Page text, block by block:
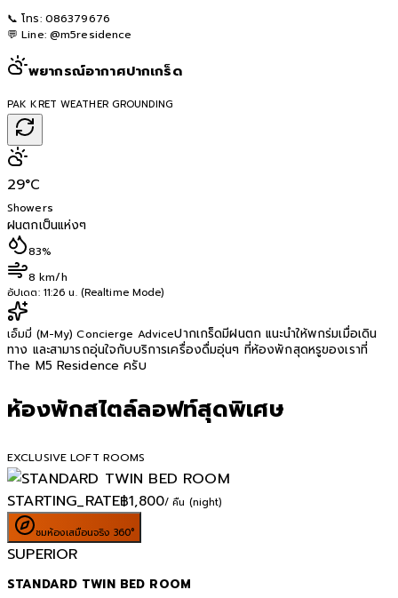
📞 โทร: 086379676
💬 Line: @m5residence
พยากรณ์อากาศปากเกร็ด
PAK KRET WEATHER GROUNDING
29°C
Showers
ฝนตกเป็นแห่งๆ
83%
8 km/h
อัปเดต: 11:26 น. (Realtime Mode)
เอ็มมี่ (M-My) Concierge Adviceปากเกร็ดมีฝนตก แนะนำให้พกร่มเมื่อเดิน
ทาง และสามารถอุ่นใจกับบริการเครื่องดื่มอุ่นๆ ที่ห้องพักสุดหรูของเราที่
The M5 Residence ครับ
ห้องพักสไตล์ลอฟท์สุดพิเศษ
EXCLUSIVE LOFT ROOMS
STARTING_RATE฿1,800/ คืน (night)
ชมห้องเสมือนจริง 360°
SUPERIOR
STANDARD TWIN BED ROOM